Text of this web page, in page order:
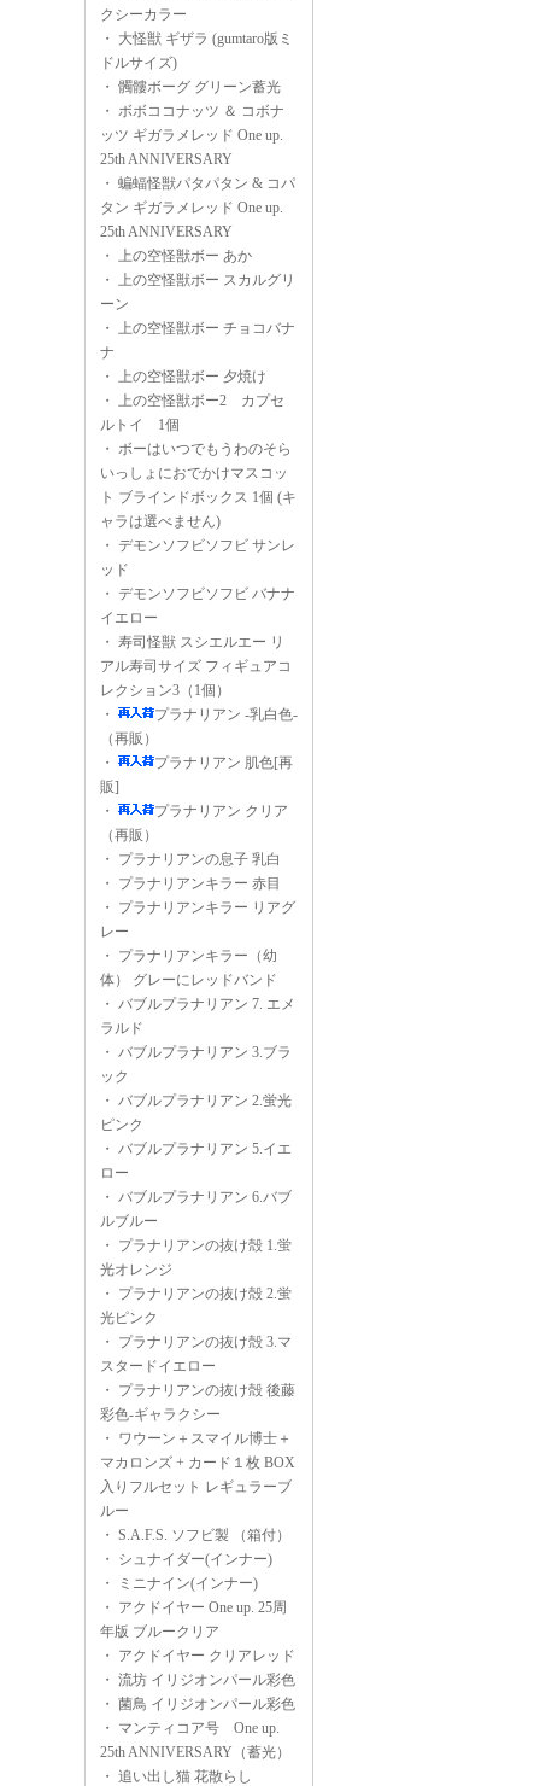
クシーカラー
・ 大怪獣 ギザラ (gumtaro版ミ
ドルサイズ)
・ 髑髏ボーグ グリーン蓄光
・ ボボココナッツ ＆ コボナ
ッツ ギガラメレッド One up.
25th ANNIVERSARY
・ 蝙蝠怪獣パタパタン & コパ
タン ギガラメレッド One up.
25th ANNIVERSARY
・ 上の空怪獣ボー あか
・ 上の空怪獣ボー スカルグリ
ーン
・ 上の空怪獣ボー チョコバナ
ナ
・ 上の空怪獣ボー 夕焼け
・ 上の空怪獣ボー2 カプセ
ルトイ 1個
・ ボーはいつでもうわのそら
いっしょにおでかけマスコッ
ト ブラインドボックス 1個 (キ
ャラは選べません)
・ デモンソフビソフビ サンレ
ッド
・ デモンソフビソフビ バナナ
イエロー
・ 寿司怪獣 スシエルエー リ
アル寿司サイズ フィギュアコ
レクション3（1個）
・
プラナリアン -乳白色-
（再販）
・
プラナリアン 肌色[再
販]
・
プラナリアン クリア
（再販）
・ プラナリアンの息子 乳白
・ プラナリアンキラー 赤目
・ プラナリアンキラー リアグ
レー
・ プラナリアンキラー（幼
体） グレーにレッドバンド
・ バブルプラナリアン 7. エメ
ラルド
・ バブルプラナリアン 3.ブラ
ック
・ バブルプラナリアン 2.蛍光
ピンク
・ バブルプラナリアン 5.イエ
ロー
・ バブルプラナリアン 6.バブ
ルブルー
・ プラナリアンの抜け殻 1.蛍
光オレンジ
・ プラナリアンの抜け殻 2.蛍
光ピンク
・ プラナリアンの抜け殻 3.マ
スタードイエロー
・ プラナリアンの抜け殻 後藤
彩色-ギャラクシー
・ ワウーン＋スマイル博士＋
マカロンズ + カード１枚 BOX
入りフルセット レギュラーブ
ルー
・ S.A.F.S. ソフビ製 （箱付）
・ シュナイダー(インナー)
・
ミニナイン(インナー)
・ アクドイヤー One up. 25周
年版 ブルークリア
・ アクドイヤー クリアレッド
・ 流坊 イリジオンパール彩色
・ 菌鳥 イリジオンパール彩色
・ マンティコア号 One up.
25th ANNIVERSARY（蓄光）
・ 追い出し猫 花散らし